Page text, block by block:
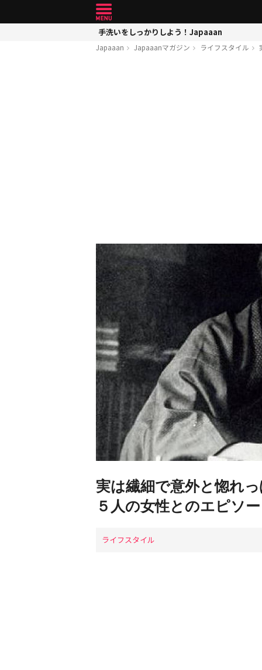
手洗いをしっかりしよう！Japaaan
Japaaan Japaaanマガジン ライフスタイル
実は繊細で意外と惚れ
５人の女性とのエピソー
ライフスタイル